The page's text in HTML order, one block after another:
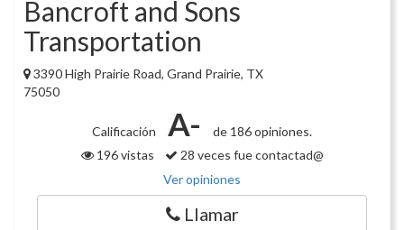
Bancroft and Sons
Transportation
3390 High Prairie Road, Grand Prairie, TX
75050
Calificación A-
de 186 opiniones.
196 vistas
28 veces fue contactad@
Ver opiniones
Llamar